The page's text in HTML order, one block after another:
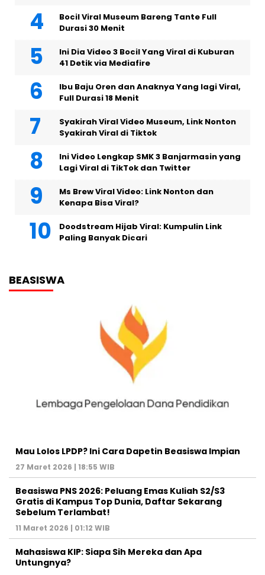
Bocil Viral Museum Bareng Tante Full
Durasi 30 Menit
Ini Dia Video 3 Bocil Yang Viral di Kuburan
41 Detik via Mediafire
Ibu Baju Oren dan Anaknya Yang lagi Viral,
Full Durasi 18 Menit
Syakirah Viral Video Museum, Link Nonton
Syakirah Viral di Tiktok
Ini Video Lengkap SMK 3 Banjarmasin yang
Lagi Viral di TikTok dan Twitter
Ms Brew Viral Video: Link Nonton dan
Kenapa Bisa Viral?
Doodstream Hijab Viral: Kumpulin Link
Paling Banyak Dicari
BEASISWA
Mau Lolos LPDP? Ini Cara Dapetin Beasiswa Impian
27 Maret 2026 | 18:55 WIB
Beasiswa PNS 2026: Peluang Emas Kuliah S2/S3
Gratis di Kampus Top Dunia, Daftar Sekarang
Sebelum Terlambat!
11 Maret 2026 | 01:12 WIB
Mahasiswa KIP: Siapa Sih Mereka dan Apa
Untungnya?